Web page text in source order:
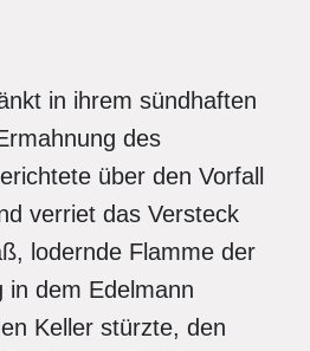
in ihrem sündhaften
des
über den Vorfall
verriet das Versteck
lodernde Flamme der
in dem Edelmann
Keller stürzte, den